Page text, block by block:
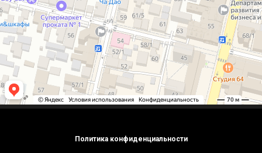
Политика конфиденциальности